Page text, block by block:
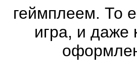
геймплеем. То
игра, и даже